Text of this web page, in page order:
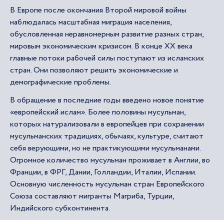
В Европе после окончания Второй мировой войны
наблюдалась масштабная миграция населения,
обусловленная неравномерным развитие разных стран,
мировым экономическим кризисом. В конце XX века
главные потоки рабочей силы поступают из исламских
стран. Они позволяют решить экономические и
демографические проблемы.
В обращение в последние годы введено новое понятие
«европейский ислам». Более половины мусульман,
которых натурализовали в европейцев при сохранении
мусульманских традициях, обычаях, культуре, считают
себя верующими, но не практикующими мусульманами.
Огромное количество мусульман проживает в Англии, во
Франции, в ФРГ, Дании, Голландии, Италии, Испании.
Основную численность мусульман стран Европейского
Союза составляют мигранты Магриба, Турции,
Индийского субконтинента.